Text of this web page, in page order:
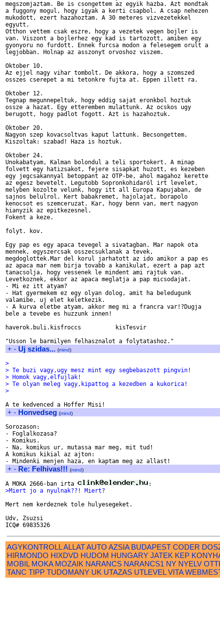
megszomjaztam. Be is csongettem az egyik hazba. Azt mondtak
a fuggony mogul, hogy igyak a kerti csapbol. A csap nehezen
mukodott, ezert hazahoztam. A 30 meteres vizvezetekkel
egyutt.
Otthon vettem csak eszre, hogy a vezetek vegen bojler is
van. Viszont a bojlerhez egy kad is tartozott, amiben egy
gyonyoru no furdott. Ennek furcsa modon a felesegem orult a
legjobban. Holnap az asszonyt orvoshoz viszem.
Oktober 10.
Az ejjel nagy vihar tombolt. De akkora, hogy a szomszed
osszes cserepet a mi tetonkre fujta at. Eppen illett ra.
Oktober 12.
Tegnap megunnepeltuk, hogy eddig sajat eronkbol hoztuk
ossze a hazat. Egy etteremben mulattunk. Az ocskos ugy
berugott, hogy padlot fogott. Azt is hazahoztuk.
Oktober 20.
Nagyon szep kovacsoltvas kaput lattunk. Becsongettem.
Kiszoltak: szabad! Haza is hoztuk.
Oktober 24.
Unokabatyam, Kalman bolondul a teli sportokert. A minap
folvett egy hatizsakot, fejere sisapkat huzott, es kezeben
egy jegcsakannyal betoppant az OTP-be, ahol magahoz kerette
az egesz bevetelt. Legutobb Sopronkohidaról irt levelet,
melyben kozolte velunk, hogy itt all Europa Kapujaban, de
sajnos belulrol. Kert babakremet, hajolajat, borapolo
kenocsot es szemceruzat. Kar, hogy benn van, mert nagyon
hianyzik az epitkezesnel.
Fokent a keze.
folyt. kov.
Egy pap es egy apaca tevegel a sivatagban. Mar napok ota
mennek, egyszercsak osszecsuklanak a tevek,
megdoglottek.Mar del korul jarhatott az ido amikor a pap es
az apaca mar nem birja tovabb a kanikulat, ezert a pap azt
tanacsolja, hogy vessenek le mindent ami rajtuk van.
Levetkoznek, ekkor az apaca meglatja a pap micsodajat.
- Mi ez itt atyam?
- Hat gyermekem ez egy olyan dolog, amit ha beledugunk
valamibe, uj elet keletkezik.
- A kurva eletbe atyam, akkor meg mi a francra var!?Dugja
bele a tevebe es huzzunk innen!
haverok.buli.kisfroccs          kisTesvir
+ - Uj szidas... (mind)
>
> Te buzi vagy,ugy mesz mint egy segbebaszott pingvin!
> Homok vagy,elfujlak!
> Te olyan meleg vagy,kipattog a kezedben a kukorica!
>
+ - Honvedseg (mind)
Sorozason:
- Foglalkozasa?
- Komikus.
- Na, komikus ur, mutassa mar meg, mit tud!
A komikus kikial az ajton:
+ - Re: Felhivas!!! (mind)
A MOKA 2666-ban irta
>Miert jo a nyulnak??! Miert?
Mert nem kerdeznek tole hulyesegeket.
Udv, Zsuzsi
AGYKONTROLLALLATAUTO AZSIA BUDAPEST CODER
HIRMONDO HIXDVD HUDOM HUNGARY JATEK KEP
MOBIL MOKA MOZAIK NARANCS NARANCS1 NY NYELV
TANC TIPP TUDOMANY UK UTAZAS UTLEVEL VITA